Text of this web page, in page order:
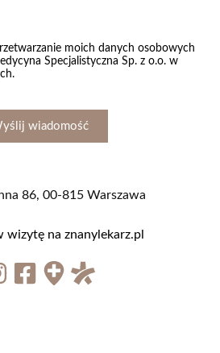
moich danych osobowych
Specjalistyczna Sp. z o.o. w
wiadomość
86, 00-815 Warszawa
wizytę na znanylekarz.pl